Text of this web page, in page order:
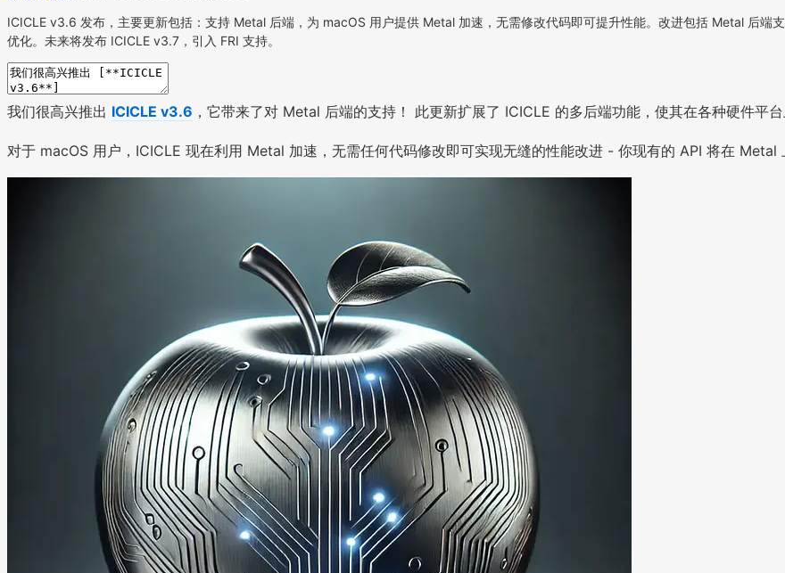
ICICLE v3.6 发布，主要更新包括：支持 Metal 后端，为 macOS 用户提供 Metal 加速，无需修改代码即可提升性能。改进包括 Metal 后
优化。未来将发布 ICICLE v3.7，引入 FRI 支持。
我们很高兴推出 ICICLE v3.6 ，它带来了对 Metal 后端的支持！ 此更新扩展了 ICICLE 的多后端功能，使其在各种硬件平台
对于 macOS 用户，ICICLE 现在利用 Metal 加速，无需任何代码修改即可实现无缝的性能改进 - 你现有的 API 将在 Metal